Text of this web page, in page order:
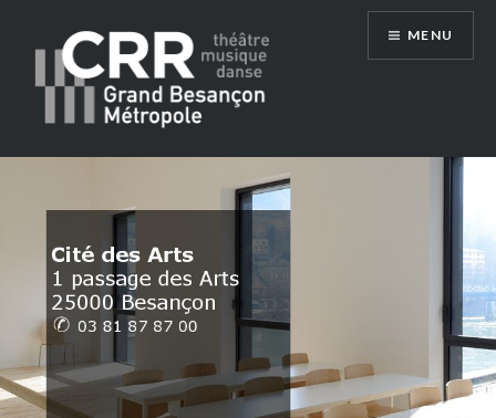
Conservatoire du Grand Besançon
MENU